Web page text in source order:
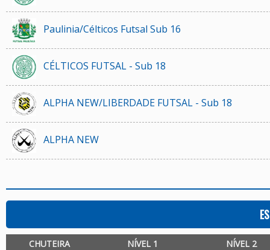
Paulinia/Célticos Futsal Sub 16
CÉLTICOS FUTSAL - Sub 18
ALPHA NEW/LIBERDADE FUTSAL - Sub 18
ALPHA NEW
CHUTEIRA NÍVEL 1 NÍVEL 2